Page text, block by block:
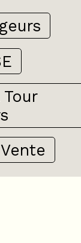
Tour